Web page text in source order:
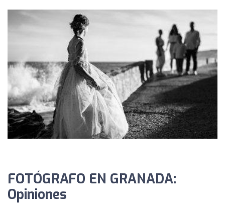
FOTÓGRAFO EN GRANADA:
Opiniones